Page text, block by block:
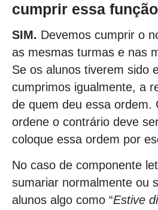
cumprir essa
SIM. Devemos cumprir o
as mesmas turmas e nas
Se os alunos tiverem sido
cumprimos igualmente, a
de quem deu essa ordem.
ordene o contrário deve
coloque essa ordem por
No caso de componente
sumariar normalmente ou
alunos algo como “Estive